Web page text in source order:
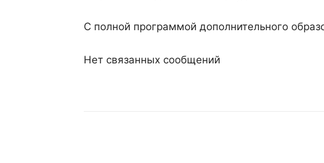
С полной программой дополнительного
Нет связанных сообщений